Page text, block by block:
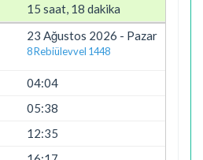
15 saat, 18 dakika
23 Ağustos 2026 - Pazar
8 Rebiülevvel 1448
04:04
05:38
12:35